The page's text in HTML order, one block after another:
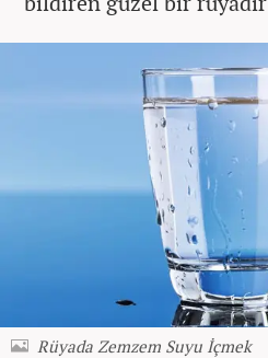
Rüyada Zemzem Suyu İçmek